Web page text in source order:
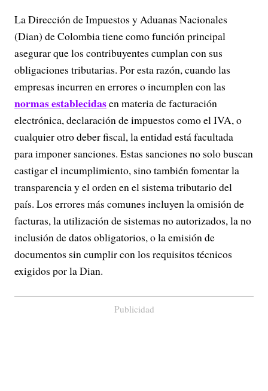
La Dirección de Impuestos y Aduanas Nacionales
(Dian) de Colombia tiene como función principal
asegurar que los contribuyentes cumplan con sus
obligaciones tributarias. Por esta razón, cuando las
empresas incurren en errores o incumplen con las
normas establecidasen materia de facturación
electrónica, declaración de impuestos como el IVA, o
cualquier otro deber fiscal, la entidad está facultada
para imponer sanciones. Estas sanciones no solo buscan
castigar el incumplimiento, sino también fomentar la
transparencia y el orden en el sistema tributario del
país. Los errores más comunes incluyen la omisión de
facturas, la utilización de sistemas no autorizados, la no
inclusión de datos obligatorios, o la emisión de
documentos sin cumplir con los requisitos técnicos
exigidos por la Dian.
Publicidad